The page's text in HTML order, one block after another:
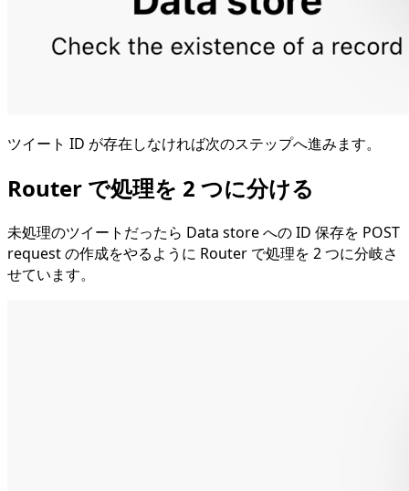
ツイート ID が存在しなければ次のステップへ進みます。
Router で処理を 2 つに分ける
未処理のツイートだったら Data store への ID 保存を POST
request の作成をやるように Router で処理を 2 つに分岐さ
せています。